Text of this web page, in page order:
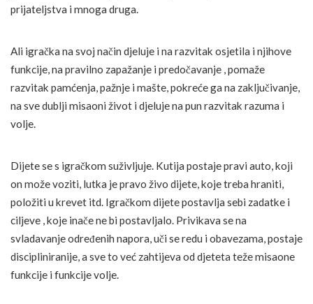
prijateljstva i mnoga druga.
Ali igračka na svoj način djeluje i na razvitak osjetila i njihove
funkcije, na pravilno zapažanje i predočavanje , pomaže
razvitak pamćenja, pažnje i mašte, pokreće ga na zaključivanje,
na sve dublji misaoni život i djeluje na pun razvitak razuma i
volje.
Dijete se s igračkom suživljuje. Kutija postaje pravi auto, koji
on može voziti, lutka je pravo živo dijete, koje treba hraniti,
položiti u krevet itd. Igračkom dijete postavlja sebi zadatke i
ciljeve , koje inače ne bi postavljalo. Privikava se na
svladavanje određenih napora, uči se redu i obavezama, postaje
discipliniranije, a sve to već zahtijeva od djeteta teže misaone
funkcije i funkcije volje.